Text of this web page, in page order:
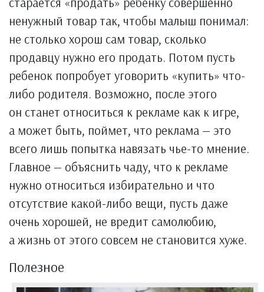
ненужный товар так, чтобы малыш понимал:
не столько хорош сам товар, сколько
продавцу нужно его продать. Потом пусть
ребенок попробует уговорить «купить» что-
либо родителя. Возможно, после этого
он станет относиться к рекламе как к игре,
а может быть, поймет, что реклама — это
всего лишь попытка навязать чье-то мнение.
Главное — объяснить чаду, что к рекламе
нужно относиться избирательно и что
отсутствие какой-либо вещи, пусть даже
очень хорошей, не вредит самолюбию,
а жизнь от этого совсем не становится хуже.
Полезное